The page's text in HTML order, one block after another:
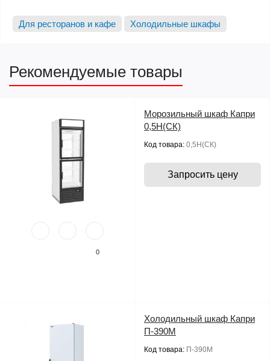
Для ресторанов и кафе Холодильные шкафы
Рекомендуемые товары
0
Морозильный шкаф Капри
0,5Н(СК)
Код товара: 0,5Н(СК)
Запросить цену
Холодильный шкаф Капри
П-390М
Код товара: П-390М